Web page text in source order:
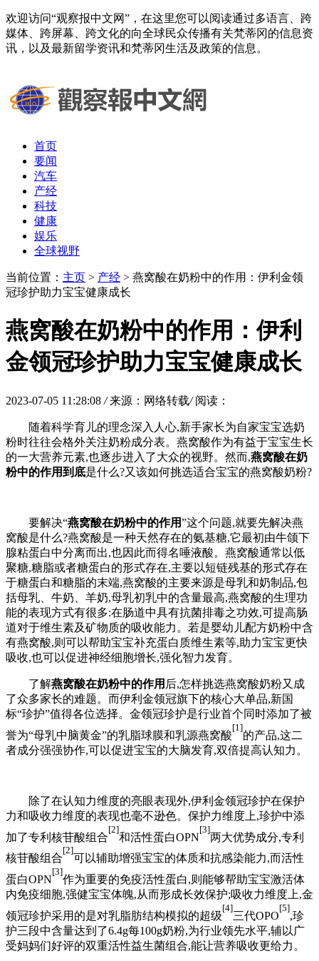
欢迎访问“观察报中文网”，在这里您可以阅读通过多语言、跨
媒体、跨屏幕、跨文化的向全球民众传播有关梵蒂冈的信息资
讯，以及最新留学资讯和梵蒂冈生活及政策的信息。
首页
要闻
汽车
产经
科技
健康
娱乐
全球视野
当前位置： 主页 > 产经 > 燕窝酸在奶粉中的作用：伊利金领
冠珍护助力宝宝健康成长
燕窝酸在奶粉中的作用：伊利
金领冠珍护助力宝宝健康成长
2023-07-05 11:28:08 / 来源：网络转载/ 阅读：
随着科学育儿的理念深入人心,新手家长为自家宝宝选奶
粉时往往会格外关注奶粉成分表。燕窝酸作为有益于宝宝生长
的一大营养元素,也逐步进入了大众的视野。然而,燕窝酸在奶
粉中的作用到底是什么?又该如何挑选适合宝宝的燕窝酸奶粉?
要解决“燕窝酸在奶粉中的作用”这个问题,就要先解决燕
窝酸是什么?燕窝酸是一种天然存在的氨基糖,它最初由牛颌下
腺粘蛋白中分离而出,也因此而得名唾液酸。燕窝酸通常以低
聚糖,糖脂或者糖蛋白的形式存在,主要以短链残基的形式存在
于糖蛋白和糖脂的末端,燕窝酸的主要来源是母乳和奶制品,包
括母乳、牛奶、羊奶,母乳初乳中的含量最高,燕窝酸的生理功
能的表现方式有很多:在肠道中具有抗菌排毒之功效,可提高肠
道对于维生素及矿物质的吸收能力。若是婴幼儿配方奶粉中含
有燕窝酸,则可以帮助宝宝补充蛋白质维生素等,助力宝宝更快
吸收,也可以促进神经细胞增长,强化智力发育。
了解燕窝酸在奶粉中的作用 后,怎样挑选燕窝酸奶粉又成
了众多家长的难题。而伊利金领冠旗下的核心大单品,新国
标“珍护”值得各位选择。金领冠珍护是行业首个同时添加了被
誉为“母乳中脑黄金”的乳脂球膜和乳源燕窝酸
[1]
的产品,这二
者成分强强协作,可以促进宝宝的大脑发育,双倍提高认知力。
除了在认知力维度的亮眼表现外,伊利金领冠珍护在保护
力和吸收力维度的表现也毫不逊色。保护力维度上,珍护中添
加了专利核苷酸组合
[2]
和活性蛋白OPN
[3]
两大优势成分,专利
核苷酸组合
[2]
可以辅助增强宝宝的体质和抗感染能力,而活性
蛋白OPN
[3]
作为重要的免疫活性蛋白,则能够帮助宝宝激活体
内免疫细胞,强健宝宝体魄,从而形成长效保护;吸收力维度上,金
领冠珍护采用的是对乳脂肪结构模拟的超级
[4]
三代OPO
[5]
,珍
护三段中含量达到了6.4g每100g奶粉,为行业领先水平,辅以广
受妈妈们好评的双重活性益生菌组合,能让营养吸收更给力。